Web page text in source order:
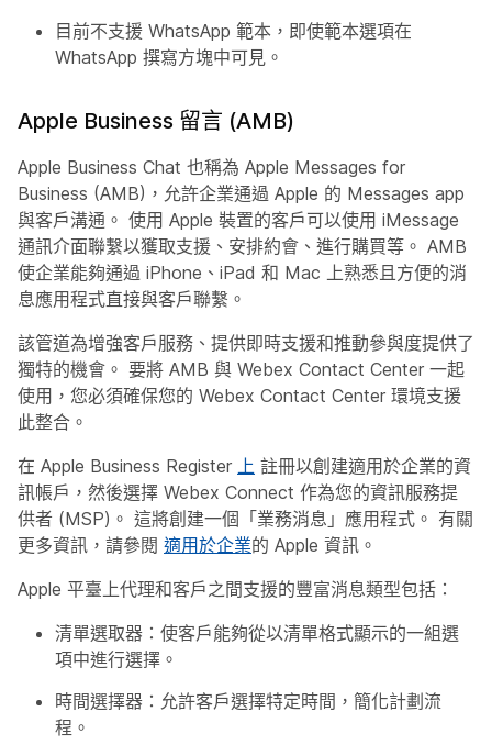
目前不支援 WhatsApp 範本，即使範本選項在
WhatsApp 撰寫方塊中可見。
Apple Business 留言 (AMB)
Apple Business Chat 也稱為 Apple Messages for
Business (AMB)，允許企業通過 Apple 的 Messages app
與客戶溝通。 使用 Apple 裝置的客戶可以使用 iMessage
通訊介面聯繫以獲取支援、安排約會、進行購買等。 AMB
使企業能夠通過 iPhone、iPad 和 Mac 上熟悉且方便的消
息應用程式直接與客戶聯繫。
該管道為增強客戶服務、提供即時支援和推動參與度提供了
獨特的機會。 要將 AMB 與 Webex Contact Center 一起
使用，您必須確保您的 Webex Contact Center 環境支援
此整合。
在 Apple Business Register 上 註冊以創建適用於企業的資
訊帳戶，然後選擇 Webex Connect 作為您的資訊服務提
供者 (MSP)。 這將創建一個「業務消息」應用程式。 有關
更多資訊，請參閱 適用於企業的 Apple 資訊。
Apple 平臺上代理和客戶之間支援的豐富消息類型包括：
清單選取器：使客戶能夠從以清單格式顯示的一組選
項中進行選擇。
時間選擇器：允許客戶選擇特定時間，簡化計劃流
程。